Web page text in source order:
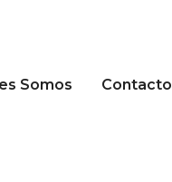
Somos Contacto